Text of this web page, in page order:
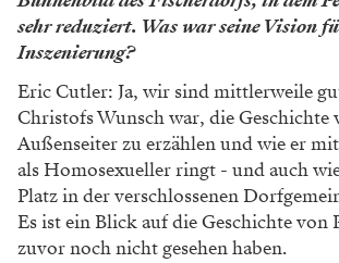
sehr reduziert. Was war seine Vision
Inszenierung?
Eric Cutler: Ja, wir sind mittlerweile
Christofs Wunsch war, die Geschichte
Außenseiter zu erzählen und wie er
als Homosexueller ringt - und auch
Platz in der verschlossenen
Es ist ein Blick auf die Geschichte von
zuvor noch nicht gesehen haben.